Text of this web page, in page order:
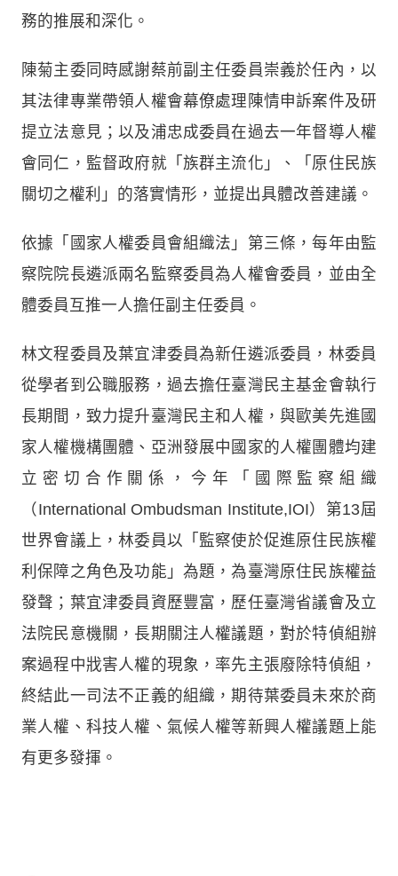
務的推展和深化。
陳菊主委同時感謝蔡前副主任委員崇義於任內，以
其法律專業帶領人權會幕僚處理陳情申訴案件及研
提立法意見；以及浦忠成委員在過去一年督導人權
會同仁，監督政府就「族群主流化」、「原住民族
關切之權利」的落實情形，並提出具體改善建議。
依據「國家人權委員會組織法」第三條，每年由監
察院院長遴派兩名監察委員為人權會委員，並由全
體委員互推一人擔任副主任委員。
林文程委員及葉宜津委員為新任遴派委員，林委員
從學者到公職服務，過去擔任臺灣民主基金會執行
長期間，致力提升臺灣民主和人權，與歐美先進國
家人權機構團體、亞洲發展中國家的人權團體均建
立密切合作關係，今年「國際監察組織
（International Ombudsman Institute,IOI）第13屆
世界會議上，林委員以「監察使於促進原住民族權
利保障之角色及功能」為題，為臺灣原住民族權益
發聲；葉宜津委員資歷豐富，歷任臺灣省議會及立
法院民意機關，長期關注人權議題，對於特偵組辦
案過程中戕害人權的現象，率先主張廢除特偵組，
終結此一司法不正義的組織，期待葉委員未來於商
業人權、科技人權、氣候人權等新興人權議題上能
有更多發揮。